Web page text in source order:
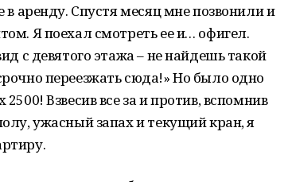
в аренду. Спустя месяц мне позвонили и
Я поехал смотреть ее и… офигел.
с девятого этажа – не найдешь такой
переезжать сюда!» Но было одно
Взвесив все за и против, вспомнив
ужасный запах и текущий кран, я